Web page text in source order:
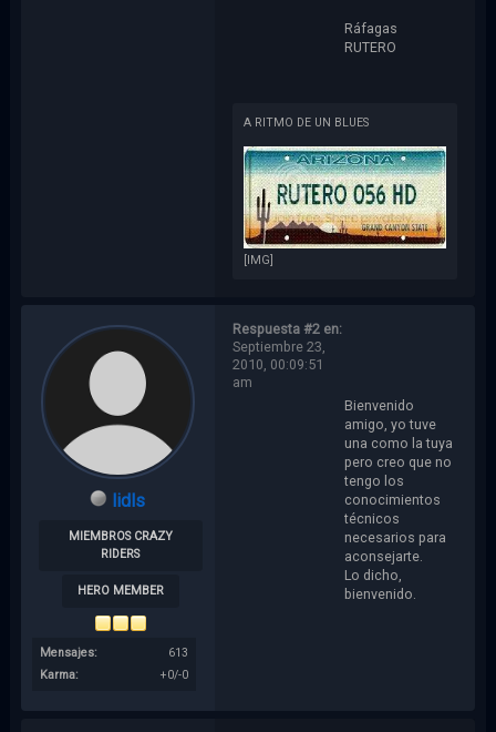
Ráfagas
RUTERO
A RITMO DE UN BLUES
[IMG]
lidls
MIEMBROS CRAZY
RIDERS
HERO MEMBER
Mensajes:
613
Karma:
+0/-0
Respuesta #2 en:
Septiembre 23,
2010, 00:09:51
am
Bienvenido
amigo, yo tuve
una como la tuya
pero creo que no
tengo los
conocimientos
técnicos
necesarios para
aconsejarte.
Lo dicho,
bienvenido.